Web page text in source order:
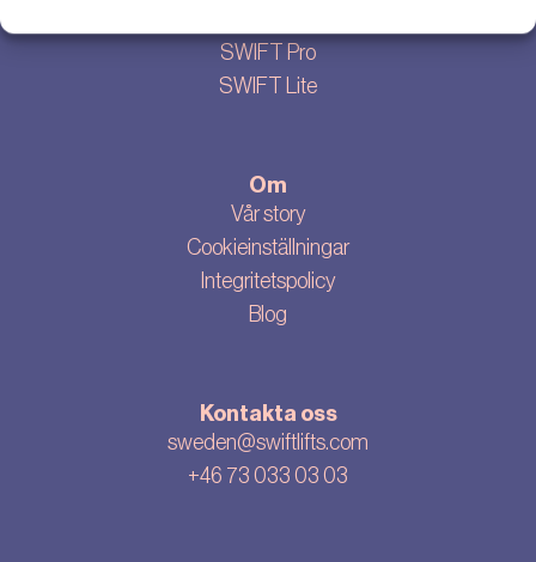
SWIFT Pro
SWIFT Lite
Om
Vår story
Cookieinställningar
Integritetspolicy
Blog
Kontakta oss
sweden@swiftlifts.com
+46 73 033 03 03